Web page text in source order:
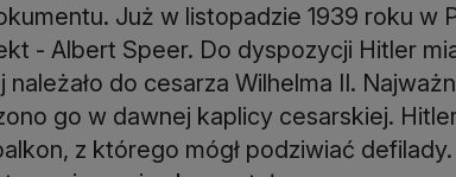
Już w listopadzie 1939 roku w
- Albert Speer. Do dyspozycji Hitler
do cesarza Wilhelma II.
go w dawnej kaplicy cesarskiej.
z którego mógł podziwiać